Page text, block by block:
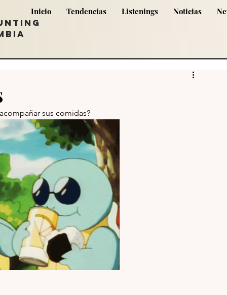
Inicio Tendencias Listenings Noticias
sus comidas?